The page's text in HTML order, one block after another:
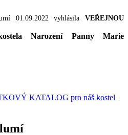
01.09.2022 vyhlásila VEŘEJNOU
Narození Panny Marie
KATALOG pro náš kostel